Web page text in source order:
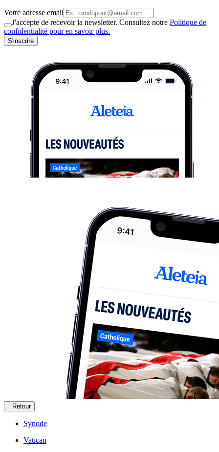
Votre adresse email
J'accepte de recevoir la newsletter. Consultez notre Politique de
confidentialité pour en savoir plus.
S'inscrire
Retour
Synode
Vatican